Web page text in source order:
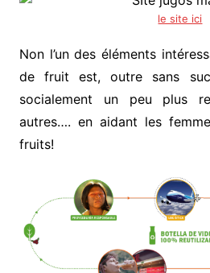
le site ici
Non l’un des éléments
de fruit est, outre sans
socialement un peu plus
autres…. en aidant les
fruits!